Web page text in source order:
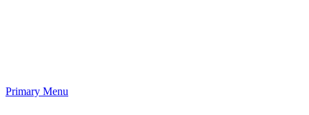
Primary Menu